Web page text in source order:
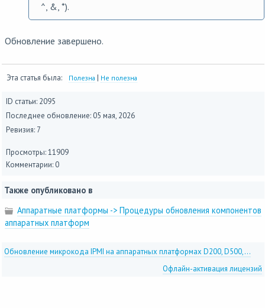
^, &, *).
Обновление завершено.
Эта статья была: Полезна | Не полезна
ID статьи: 2095
Последнее обновление: 05 мая, 2026
Ревизия: 7
Просмотры: 11909
Комментарии: 0
Также опубликовано в
Аппаратные платформы -> Процедуры обновления компонентов
аппаратных платформ
Обновление микрокода IPMI на аппаратных платформах D200, D500,...
Офлайн-активация лицензий